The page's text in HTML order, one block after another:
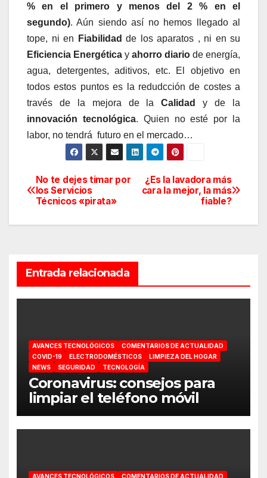
% en el primero y menos del 2 % en el
segundo). Aún siendo así no hemos llegado al
tope, ni en
Fiabilidad de los aparatos , ni en su
Eficiencia Energética y ahorro diario de energía,
agua, detergentes, aditivos, etc. El objetivo en
todos estos puntos es la redudcción de costes a
través de la mejora de laCalidad
y de la
innovación tecnológica. Quien no esté por la
labor, no tendrá futuro en el mercado…
Navegación
de
¿Es la lavadora más
cara la mejor, la más
fiable?
No te dejes timar por
los Servicios
Técnicos «pirata»
Entrada relacionada
AVANCES TECNOLÓGICOS
COMENTARIOS DE ACTUALIDAD
COVID-19
ELECTRODOMÉSTICOS
LIMPIEZA DEL HOGAR
NEWS
SEGURIDAD TECNOLOGÍA
Coronavirus: consejos para
limpiar el teléfono móvil
AVANCES TECNOLÓGICOS COMENTARIOS DE ACTUALIDAD